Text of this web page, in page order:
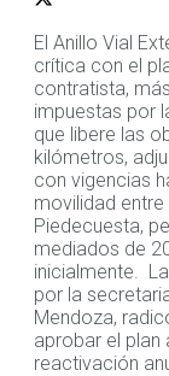
El Anillo Vial
crítica con el
contratista,
impuestas por
que libere las
kilómetros,
con vigencias
movilidad
Piedecuesta,
mediados de
inicialmente.
por la
Mendoza,
aprobar el plan
reactivación